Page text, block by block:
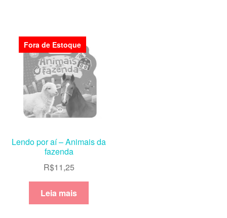
Fora de Estoque
Lendo por aí – Animais da
fazenda
R$11,25
Leia mais